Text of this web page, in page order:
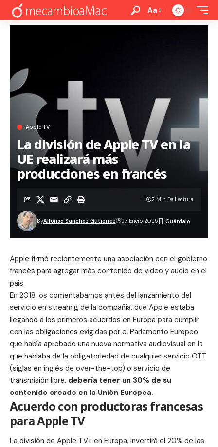
Aa
Apple TV+
La división de Apple TV en la
UE realizará más
producciones en francés
ByAlfonso Sanchez Gutierrez 27 Enero 2025
2 Min De Lectura
Apple firmó recientemente una asociación con el gobierno
francés para agregar más contenido de video y audio en el
país.
En 2018, os comentábamos antes del lanzamiento del
servicio en streamig de la compañía, que Apple estaba
llegando a los primeros acuerdos en Europa para cumplir
con las obligaciones exigidas por el Parlamento Europeo
que había aprobado una nueva normativa audiovisual en la
que hablaba de la obligatoriedad de cualquier servicio OTT
(siglas en inglés de over-the-top) o servicio de
transmisión libre​, debería tener un 30% de su
contenido creado en la Unión Europea.
Acuerdo con productoras francesas
para Apple TV
La división de Apple TV+ en Europa, invertirá el 20% de las